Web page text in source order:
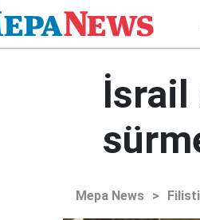
İsrail
Mepa News >